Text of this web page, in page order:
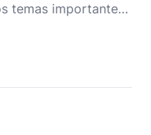
temas importantes
su
considerar el
específicos que